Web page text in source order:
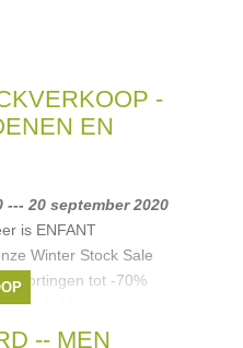
-
EN
--- 20 september 2020
is ENFANT
Winter Stock Sale
af kortingen tot -70%
1-12 jaar
,Pepe ,hip,Momino
-- MEN